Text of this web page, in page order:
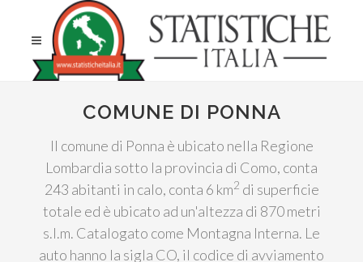
COMUNE DI PONNA
Il comune di Ponna è ubicato nella Regione
Lombardia sotto la provincia di Como, conta
243 abitanti in calo, conta 6 km2 di superficie
totale ed è ubicato ad un'altezza di 870 metri
s.l.m. Catalogato come Montagna Interna. Le
auto hanno la sigla CO, il codice di avviamento